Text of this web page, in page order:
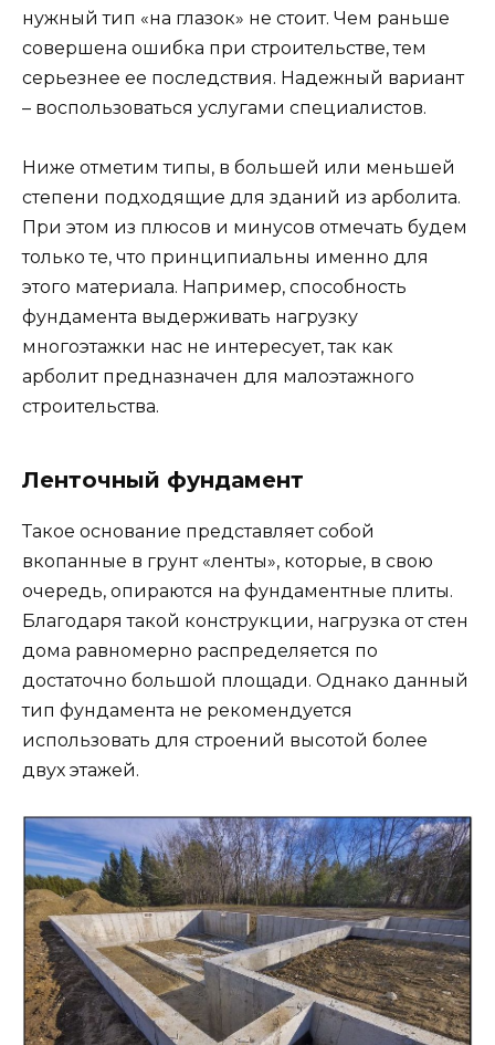
нужный тип «на глазок» не стоит. Чем раньше
совершена ошибка при строительстве, тем
серьезнее ее последствия. Надежный вариант
– воспользоваться услугами специалистов.
Ниже отметим типы, в большей или меньшей
степени подходящие для зданий из арболита.
При этом из плюсов и минусов отмечать будем
только те, что принципиальны именно для
этого материала. Например, способность
фундамента выдерживать нагрузку
многоэтажки нас не интересует, так как
арболит предназначен для малоэтажного
строительства.
Ленточный фундамент
Такое основание представляет собой
вкопанные в грунт «ленты», которые, в свою
очередь, опираются на фундаментные плиты.
Благодаря такой конструкции, нагрузка от стен
дома равномерно распределяется по
достаточно большой площади. Однако данный
тип фундамента не рекомендуется
использовать для строений высотой более
двух этажей.